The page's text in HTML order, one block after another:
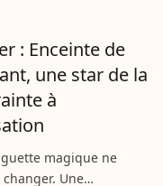
de la saga "Harry
an et demi d'amour.
: Enceinte de
une star de la
à
magique ne
Une